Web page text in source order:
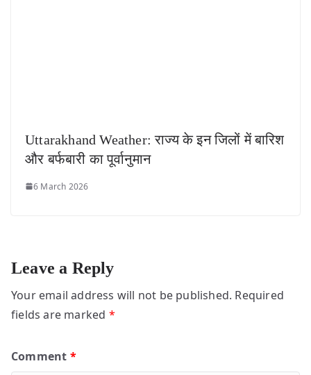
Uttarakhand Weather: राज्य के इन जिलों में बारिश
और बर्फबारी का पूर्वानुमान
6 March 2026
Leave a Reply
Your email address will not be published. Required
fields are marked *
Comment *